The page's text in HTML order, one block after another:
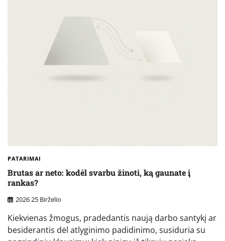
PATARIMAI
Brutas ar neto: kodėl svarbu žinoti, ką gaunate į
rankas?
2026 25 Birželio
Kiekvienas žmogus, pradedantis naują darbo santykį ar
besiderantis dėl atlyginimo padidinimo, susiduria su